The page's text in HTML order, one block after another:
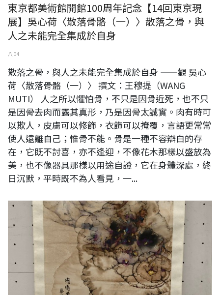
東京都美術館開館100周年記念【14回東京現
展】吳心荷〈散落骨骼（一）〉散落之骨，與
人之未能完全集成於自身
八 04
散落之骨，與人之未能完全集成於自身 ——觀 吳心
荷〈散落骨骼（一）〉 撰文：王穆提（WANG
MUTI） 人之所以懼怕骨，不只是因骨近死，也不只
是因骨去肉而露其真形，乃是因骨太誠實。肉有時可
以欺人，皮膚可以修飾，衣飾可以掩覆，言語更常常
使人遠離自己；惟骨不能。骨是一種不容辯白的存
在，它既不討喜，亦不逢迎，不像花木那樣以盛放為
美，也不像器具那樣以用途自證，它在身體深處，終
日沉默，平時既不為人看見，一...